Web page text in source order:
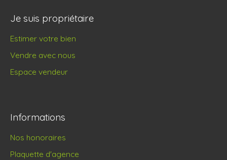
Je suis propriétaire
Estimer votre bien
Vendre avec nous
Espace vendeur
Informations
Nos honoraires
Plaquette d'agence